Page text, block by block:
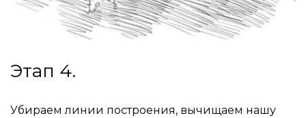
Этап 4.
Убираем линии построения, вычищаем нашу